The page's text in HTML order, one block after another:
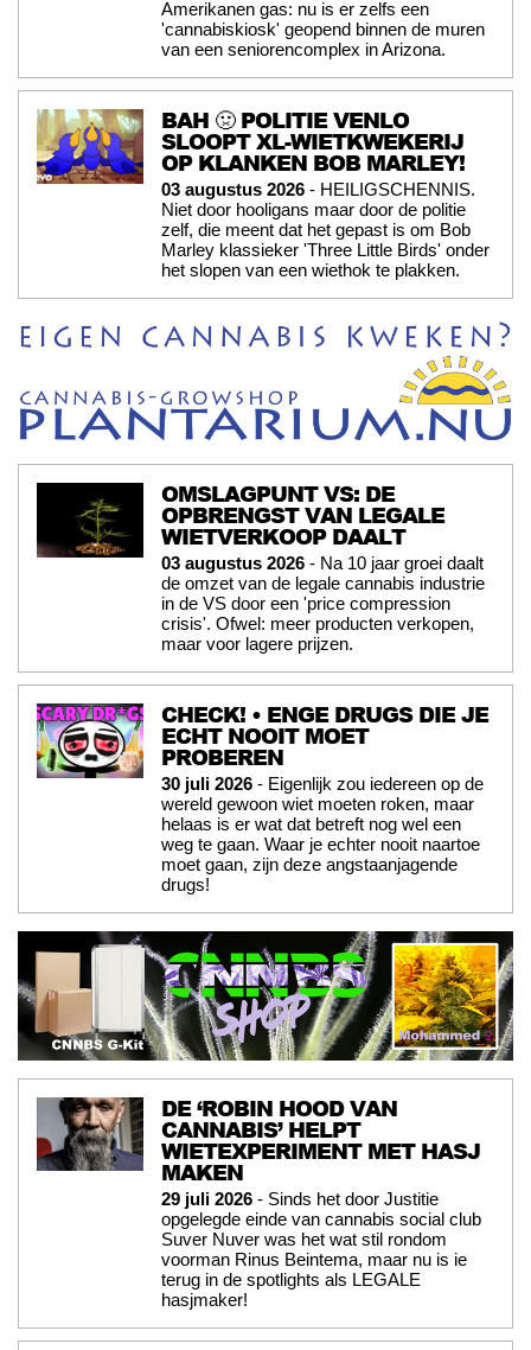
Amerikanen gas: nu is er zelfs een
'cannabiskiosk' geopend binnen de muren
van een seniorencomplex in Arizona.
BAH 🤢 POLITIE VENLO
SLOOPT XL-WIETKWEKERIJ
OP KLANKEN BOB MARLEY!
03 augustus 2026 - HEILIGSCHENNIS.
Niet door hooligans maar door de politie
zelf, die meent dat het gepast is om Bob
Marley klassieker 'Three Little Birds' onder
het slopen van een wiethok te plakken.
OMSLAGPUNT VS: DE
OPBRENGST VAN LEGALE
WIETVERKOOP DAALT
03 augustus 2026 - Na 10 jaar groei daalt
de omzet van de legale cannabis industrie
in de VS door een 'price compression
crisis'. Ofwel: meer producten verkopen,
maar voor lagere prijzen.
CHECK! • ENGE DRUGS DIE JE
ECHT NOOIT MOET
PROBEREN
30 juli 2026 - Eigenlijk zou iedereen op de
wereld gewoon wiet moeten roken, maar
helaas is er wat dat betreft nog wel een
weg te gaan. Waar je echter nooit naartoe
moet gaan, zijn deze angstaanjagende
drugs!
DE ‘ROBIN HOOD VAN
CANNABIS’ HELPT
WIETEXPERIMENT MET HASJ
MAKEN
29 juli 2026 - Sinds het door Justitie
opgelegde einde van cannabis social club
Suver Nuver was het wat stil rondom
voorman Rinus Beintema, maar nu is ie
terug in de spotlights als LEGALE
hasjmaker!